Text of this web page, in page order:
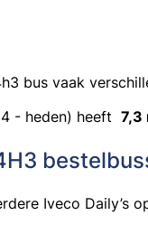
bus vaak
- heden) heeft 7,3
Iveco Daily’s